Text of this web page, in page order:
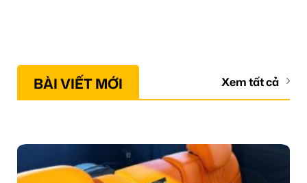
BÀI VIẾT MỚI Xem tất cả